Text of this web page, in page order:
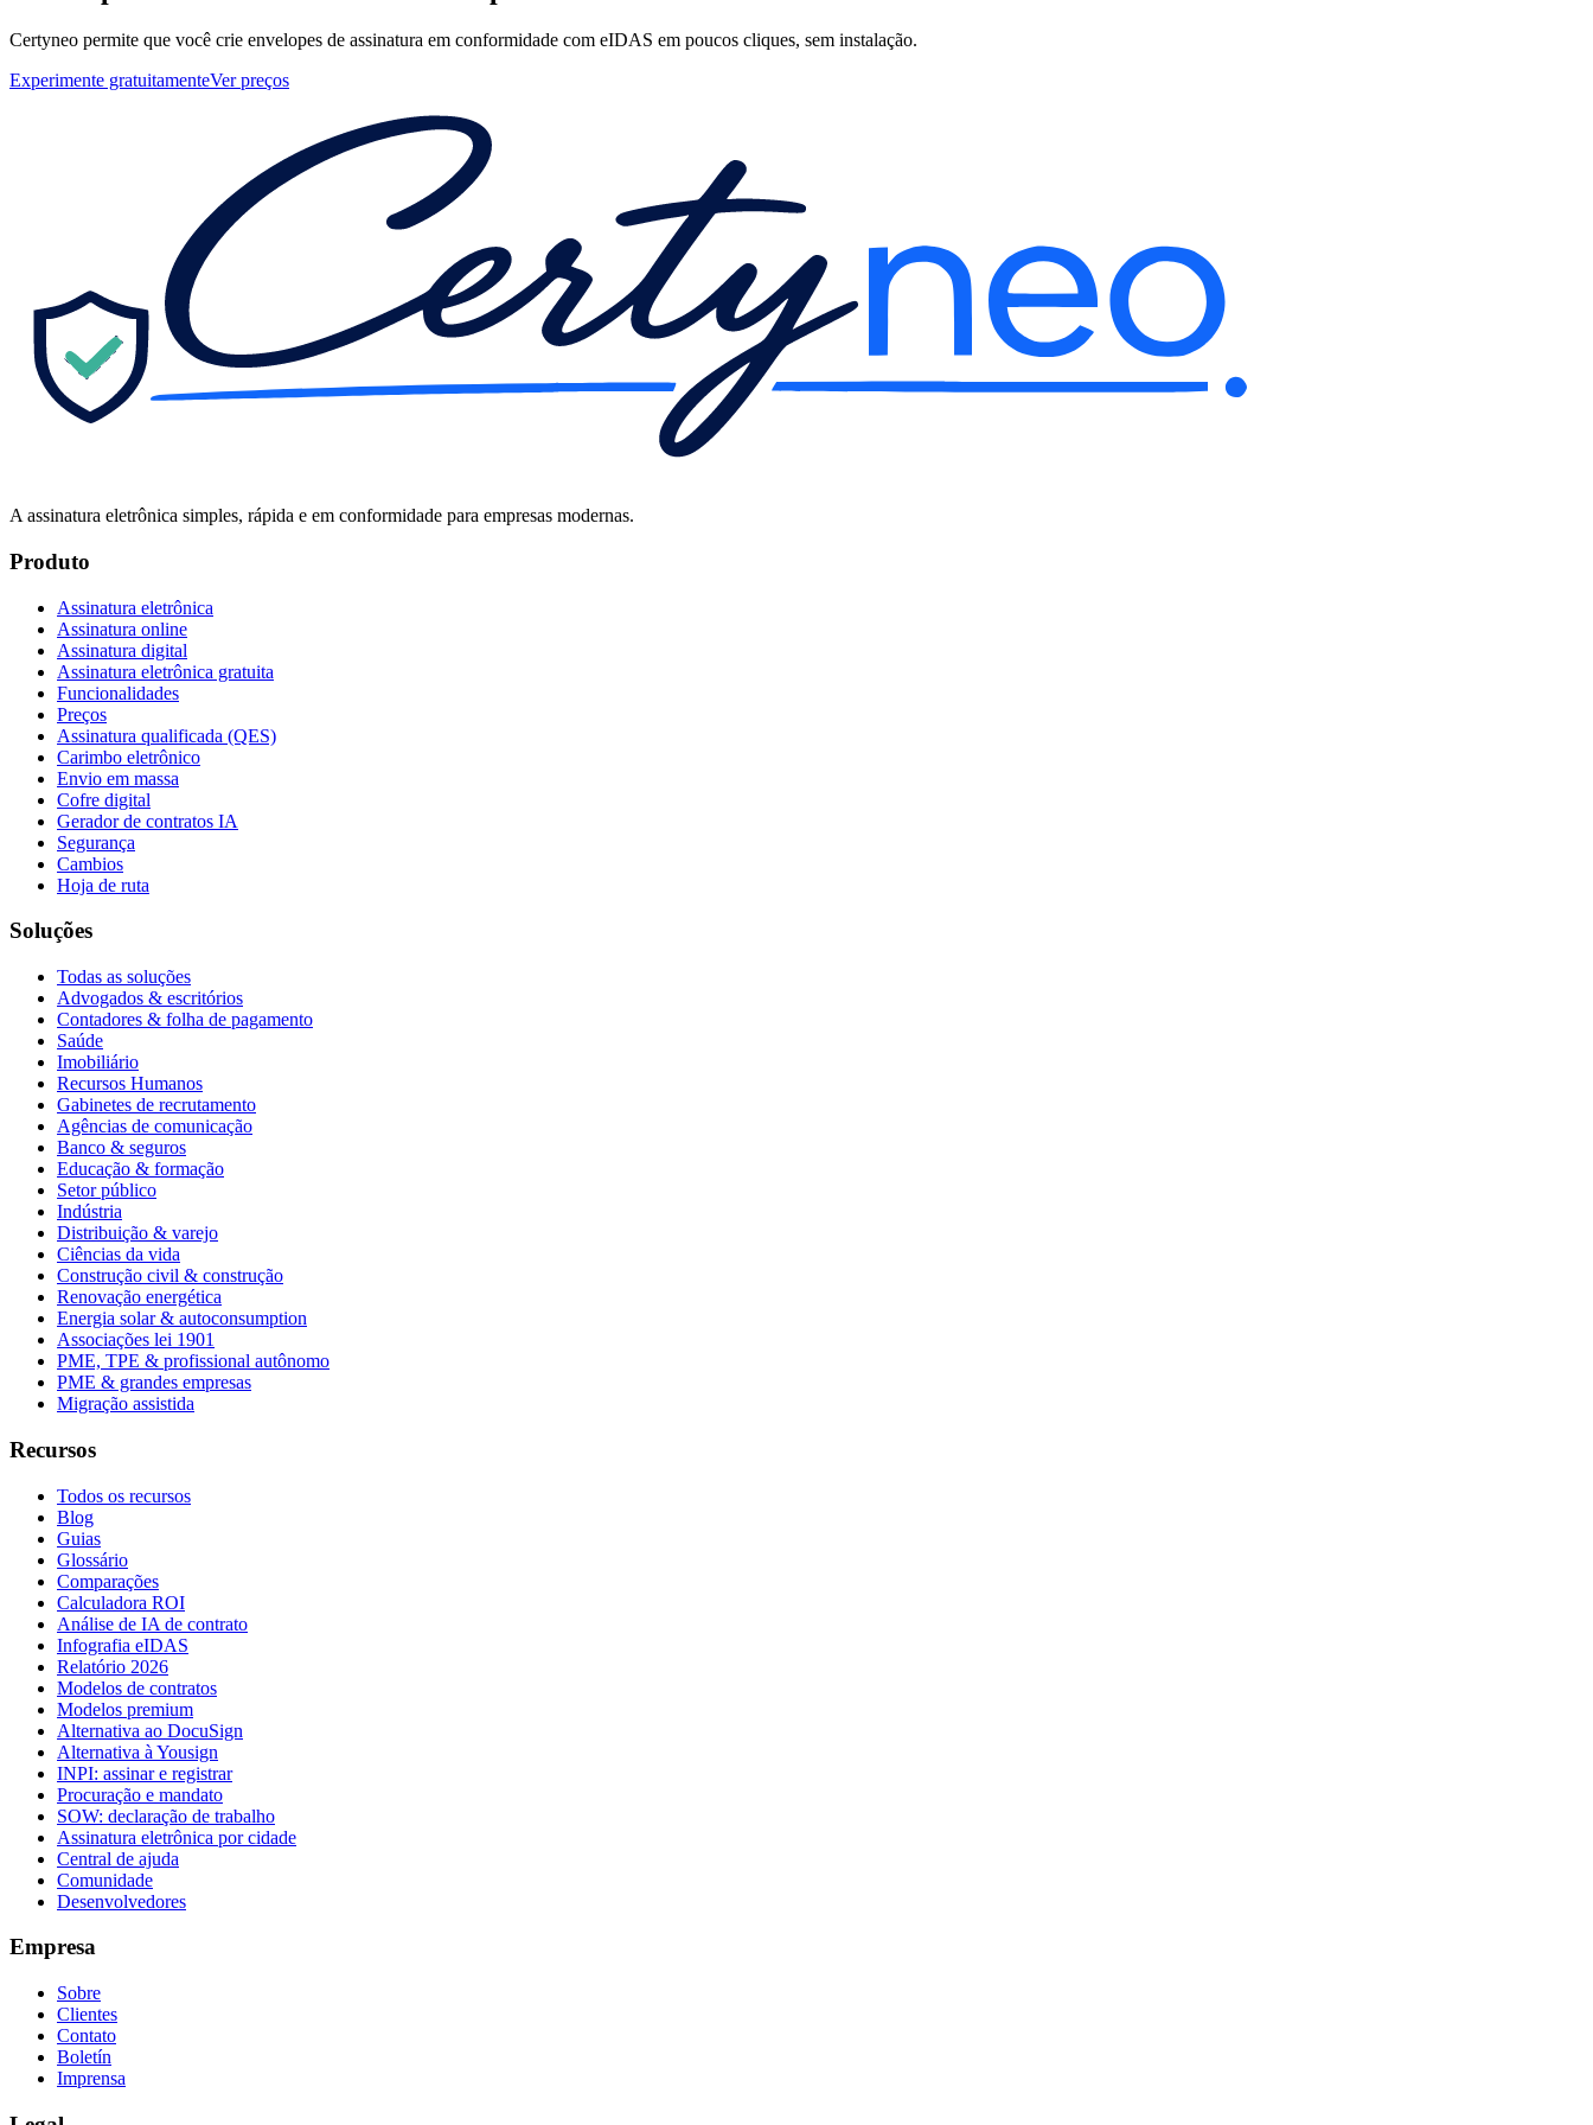
Certyneo permite que você crie envelopes de assinatura em conformidade com eIDAS em poucos cliques, sem instalação.
Experimente gratuitamenteVer preços
A assinatura eletrônica simples, rápida e em conformidade para empresas modernas.
Produto
Assinatura eletrônica
Assinatura online
Assinatura digital
Assinatura eletrônica gratuita
Funcionalidades
Preços
Assinatura qualificada (QES)
Carimbo eletrônico
Envio em massa
Cofre digital
Gerador de contratos IA
Segurança
Cambios
Hoja de ruta
Soluções
Todas as soluções
Advogados & escritórios
Contadores & folha de pagamento
Saúde
Imobiliário
Recursos Humanos
Gabinetes de recrutamento
Agências de comunicação
Banco & seguros
Educação & formação
Setor público
Indústria
Distribuição & varejo
Ciências da vida
Construção civil & construção
Renovação energética
Energia solar & autoconsumption
Associações lei 1901
PME, TPE & profissional autônomo
PME & grandes empresas
Migração assistida
Recursos
Todos os recursos
Blog
Guias
Glossário
Comparações
Calculadora ROI
Análise de IA de contrato
Infografia eIDAS
Relatório 2026
Modelos de contratos
Modelos premium
Alternativa ao DocuSign
Alternativa à Yousign
INPI: assinar e registrar
Procuração e mandato
SOW: declaração de trabalho
Assinatura eletrônica por cidade
Central de ajuda
Comunidade
Desenvolvedores
Empresa
Sobre
Clientes
Contato
Boletín
Imprensa